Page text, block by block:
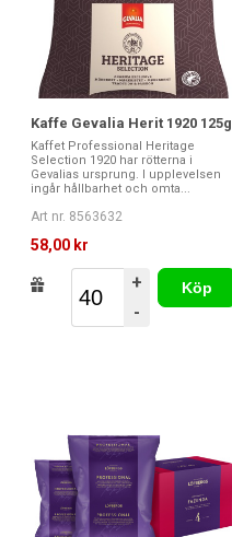
Kaffe Gevalia Herit 1920 125g
Kaffet Professional Heritage
Selection 1920 har rötterna i
Gevalias ursprung. I upplevelsen
ingår hållbarhet och omta...
Art nr. 8563632
58,00 kr
+
-
Köp